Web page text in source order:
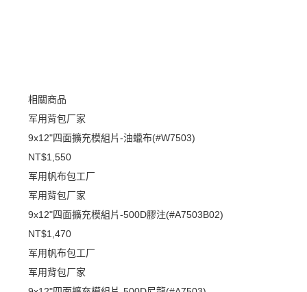
相關商品
军用背包厂家
9x12"四面擴充模組片-油蠟布(#W7503)
NT$1,550
军用帆布包工厂
军用背包厂家
9x12"四面擴充模組片-500D膠注(#A7503B02)
NT$1,470
军用帆布包工厂
军用背包厂家